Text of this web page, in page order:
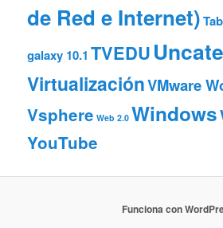
de Red e Internet)
galaxy 10.1 TVEDU
VirtualizaciónVMware
Vsphere Web 2.0 Windows
YouTube
Funciona con